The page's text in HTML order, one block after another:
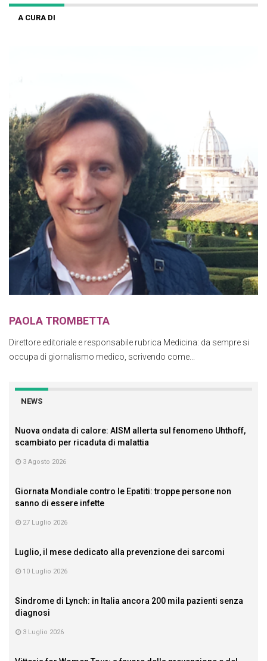
A CURA DI
PAOLA TROMBETTA
Direttore editoriale e responsabile rubrica Medicina: da sempre si
occupa di giornalismo medico, scrivendo come...
NEWS
Nuova ondata di calore: AISM allerta sul fenomeno Uhthoff,
scambiato per ricaduta di malattia
3 Agosto 2026
Giornata Mondiale contro le Epatiti: troppe persone non
sanno di essere infette
27 Luglio 2026
Luglio, il mese dedicato alla prevenzione dei sarcomi
10 Luglio 2026
Sindrome di Lynch: in Italia ancora 200 mila pazienti senza
diagnosi
3 Luglio 2026